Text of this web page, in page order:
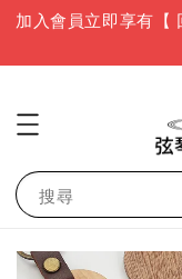
加入會員立即享有【
搜尋